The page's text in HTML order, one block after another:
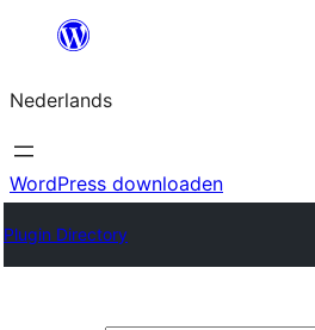
de
inhoud
Nederlands
WordPress downloaden
Plugin Directory